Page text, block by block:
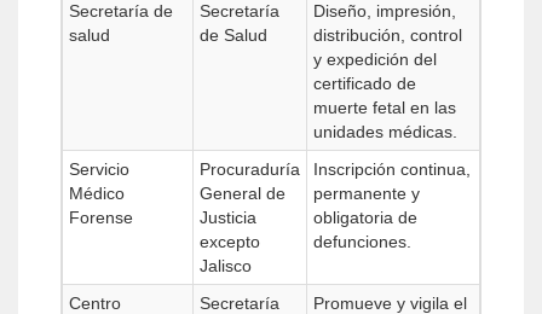
Secretaría de
salud
Secretaría
de Salud
Diseño, impresión,
distribución, control
y expedición del
certificado de
muerte fetal en las
unidades médicas.
Servicio
Médico
Forense
Procuraduría
General de
Justicia
excepto
Jalisco
Inscripción continua,
permanente y
obligatoria de
defunciones.
Centro
Secretaría
Promueve y vigila el